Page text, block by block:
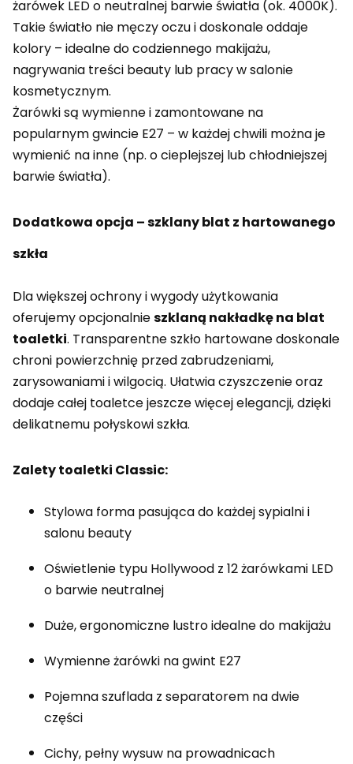
żarówek LED o neutralnej barwie światła (ok. 4000K).
Takie światło nie męczy oczu i doskonale oddaje
kolory – idealne do codziennego makijażu,
nagrywania treści beauty lub pracy w salonie
kosmetycznym.
Żarówki są wymienne i zamontowane na
popularnym gwincie E27 – w każdej chwili można je
wymienić na inne (np. o cieplejszej lub chłodniejszej
barwie światła).
Dodatkowa opcja – szklany blat z hartowanego
szkła
Dla większej ochrony i wygody użytkowania
oferujemy opcjonalnieszklaną nakładkę na blat
toaletki. Transparentne szkło hartowane doskonale
chroni powierzchnię przed zabrudzeniami,
zarysowaniami i wilgocią. Ułatwia czyszczenie oraz
dodaje całej toaletce jeszcze więcej elegancji, dzięki
delikatnemu połyskowi szkła.
Zalety toaletki Classic:
Stylowa forma pasująca do każdej sypialni i
salonu beauty
Oświetlenie typu Hollywood z 12 żarówkami LED
o barwie neutralnej
Duże, ergonomiczne lustro idealne do makijażu
Wymienne żarówki na gwint E27
Pojemna szuflada z separatorem na dwie
części
Cichy, pełny wysuw na prowadnicach